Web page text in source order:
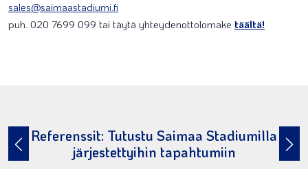
sales@saimaastadiumi.fi
puh. 020 7699 099 tai täytä yhteydenottolomake täältä!
Referenssit: Tutustu Saimaa Stadiumilla
järjestettyihin tapahtumiin